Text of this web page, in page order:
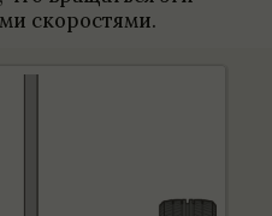
ско­ро­стями.